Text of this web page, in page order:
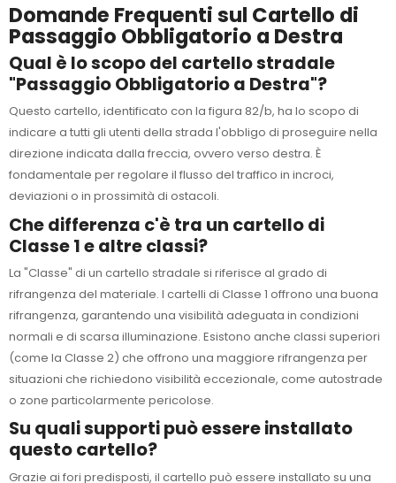
Domande Frequenti sul Cartello di
Passaggio Obbligatorio a Destra
Qual è lo scopo del cartello stradale
"Passaggio Obbligatorio a Destra"?
Questo cartello, identificato con la figura 82/b, ha lo scopo di
indicare a tutti gli utenti della strada l'obbligo di proseguire nella
direzione indicata dalla freccia, ovvero verso destra. È
fondamentale per regolare il flusso del traffico in incroci,
deviazioni o in prossimità di ostacoli.
Che differenza c'è tra un cartello di
Classe 1 e altre classi?
La "Classe" di un cartello stradale si riferisce al grado di
rifrangenza del materiale. I cartelli di Classe 1 offrono una buona
rifrangenza, garantendo una visibilità adeguata in condizioni
normali e di scarsa illuminazione. Esistono anche classi superiori
(come la Classe 2) che offrono una maggiore rifrangenza per
situazioni che richiedono visibilità eccezionale, come autostrade
o zone particolarmente pericolose.
Su quali supporti può essere installato
questo cartello?
Grazie ai fori predisposti, il cartello può essere installato su una